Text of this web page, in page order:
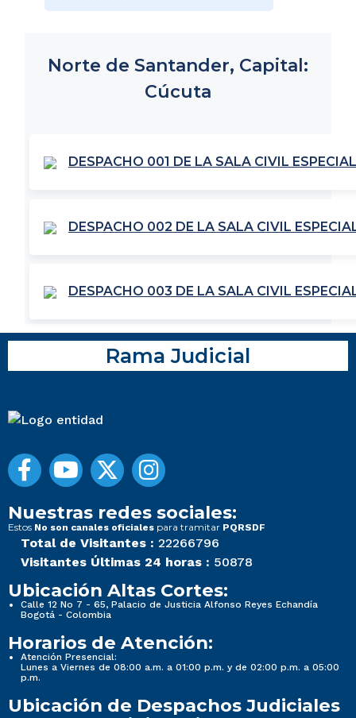
Norte de Santander, Capital:
Cúcuta
DESPACHO 001 DE LA SALA CIVIL
DESPACHO 002 DE LA SALA CIVIL
DESPACHO 003 DE LA SALA CIVIL
Rama Judicial
Nuestras redes sociales:
Estos No son canales oficiales para tramitar PQRSDF
Total de Visitantes : 22266796
Visitantes Últimas 24 horas : 50878
Ubicación Altas Cortes:
Calle 12 No 7 - 65, Palacio de Justicia Alfonso Reyes Echandía
Bogotá - Colombia
Horarios de Atención:
Atención Presencial:
Lunes a Viernes de 08:00 a.m. a 01:00 p.m. y de 02:00 p.m. a 05:00
p.m.
Ubicación de Despachos Judiciales